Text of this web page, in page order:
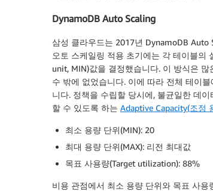
DynamoDB Auto Scaling
삼성 클라우드는 2017년 DynamoDB Auto
오토 스케일링 적용 초기에는 각 테이블
unit, MIN)값을 결정했습니다. 이 방식은
수 밖에 없었습니다. 이에 따라 전체 테이
니다. 정책을 수립할 당시에, 불균일한 데
할 수 있도록 하는 Adaptive Capacity(조정
최소 용량 단위(MIN): 20
최대 용량 단위(MAX): 리전 최대값
목표 사용량(Target utilization): 88%
비용 관점에서 최소 용량 단위와 목표 사